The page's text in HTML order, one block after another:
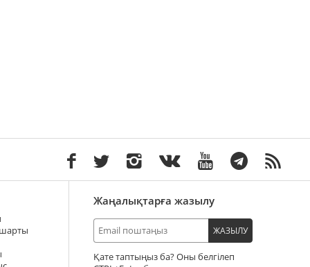
Жаңалықтарға жазылу
ЖАЗЫЛУ
Қате таптыңыз ба? Оны белгілеп